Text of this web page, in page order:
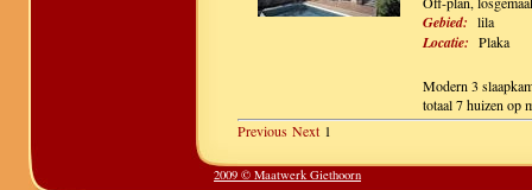
Gebied: lila
Locatie: Plaka
Modern 3
totaal 7 huizen op
Previous Next 1
2009 © Maatwerk Giethoorn